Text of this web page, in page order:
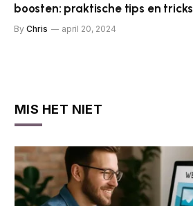
boosten: praktische tips en tricks
By Chris april 20, 2024
MIS HET NIET